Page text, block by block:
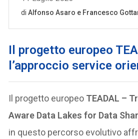
Il progetto europeo
l’approccio service
Il progetto europeo TEADAL –
Aware Data Lakes for Data
in questo percorso evolutivo